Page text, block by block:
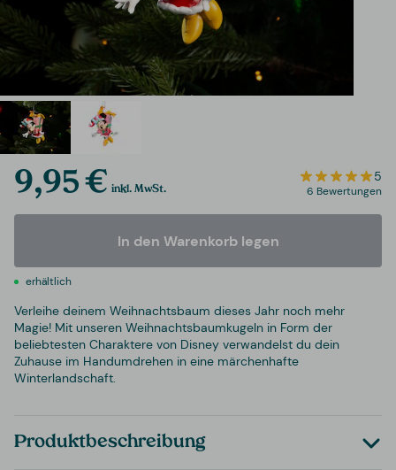
9,95 € inkl. MwSt.
5
6 Bewertungen
In den Warenkorb legen
erhältlich
Verleihe deinem Weihnachtsbaum dieses Jahr noch mehr
Magie! Mit unseren Weihnachtsbaumkugeln in Form der
beliebtesten Charaktere von Disney verwandelst du dein
Zuhause im Handumdrehen in eine märchenhafte
Winterlandschaft.
Produktbeschreibung